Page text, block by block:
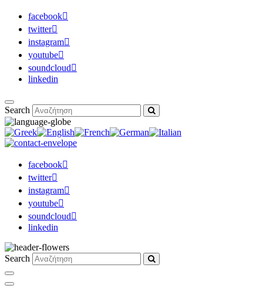
facebook
twitter
instagram
youtube
soundcloud
linkedin
Search
facebook
twitter
instagram
youtube
soundcloud
linkedin
Search